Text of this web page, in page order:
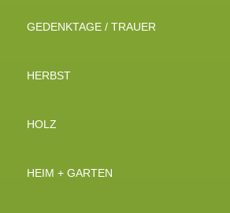
GEDENKTAGE / TRAUER
HERBST
HOLZ
HEIM + GARTEN